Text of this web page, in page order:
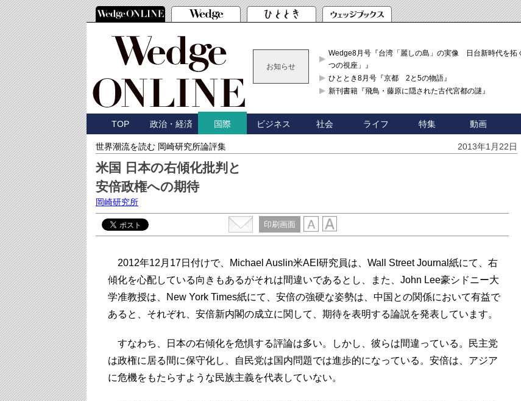
お知らせ
Wedge8月号『台湾「麗しの島」の実像 日台新時代を拓
つの視座」』
ひととき8月号『京都 2と5の物語』
新刊書籍『飛鳥・藤原に隠された古代宮都の謎』
TOP 政治・経済 国際 ビジネス 社会 ライフ 特集 動画
世界潮流を読む 岡崎研究所論評集 2013年1月22日
米国 日本の右傾化批判と
安倍政権への期待
岡崎研究所
印刷画面
2012年12月17日付けで、Michael Auslin米AEI研究員は、Wall Street Journal紙にて、右
傾化を心配している向きもあるがそれは間違いであるとし、また、John Lee豪シドニー大
学准教授は、New York Times紙にて、安倍の強硬な姿勢は、中国との関係において有益で
あると、それぞれ、安倍新内閣の成立に関して、期待を表明する論説を発表しています。
すなわち、日本の右傾化を危惧する評論は多い。しかし、彼らは間違っている。民主党
は政権に居る間に保守化し、自民党は国内問題では進歩的になっている。安倍は、アジア
に危機をもたらすような民族主義を代表していない。